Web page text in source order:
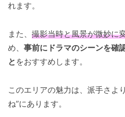
れます。
また、 撮影当時と風景が微妙に
め、 事前にドラマのシーンを確
と をおすすめします。
このエリアの魅力は、派手さよ
ね”にあります。